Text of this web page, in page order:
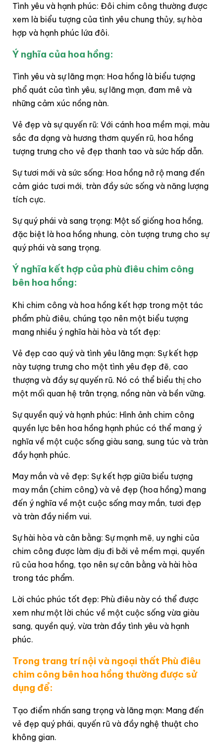
Tình yêu và hạnh phúc: Đôi chim công thường được
xem là biểu tượng của tình yêu chung thủy, sự hòa
hợp và hạnh phúc lứa đôi.
Ý nghĩa của hoa hồng:
Tình yêu và sự lãng mạn: Hoa hồng là biểu tượng
phổ quát của tình yêu, sự lãng mạn, đam mê và
những cảm xúc nồng nàn.
Vẻ đẹp và sự quyến rũ: Với cánh hoa mềm mại, màu
sắc đa dạng và hương thơm quyến rũ, hoa hồng
tượng trưng cho vẻ đẹp thanh tao và sức hấp dẫn.
Sự tươi mới và sức sống: Hoa hồng nở rộ mang đến
cảm giác tươi mới, tràn đầy sức sống và năng lượng
tích cực.
Sự quý phái và sang trọng: Một số giống hoa hồng,
đặc biệt là hoa hồng nhung, còn tượng trưng cho sự
quý phái và sang trọng.
Ý nghĩa kết hợp của phù điêu chim công
bên hoa hồng:
Khi chim công và hoa hồng kết hợp trong một tác
phẩm phù điêu, chúng tạo nên một biểu tượng
mang nhiều ý nghĩa hài hòa và tốt đẹp:
Vẻ đẹp cao quý và tình yêu lãng mạn: Sự kết hợp
này tượng trưng cho một tình yêu đẹp đẽ, cao
thượng và đầy sự quyến rũ. Nó có thể biểu thị cho
một mối quan hệ trân trọng, nồng nàn và bền vững.
Sự quyền quý và hạnh phúc: Hình ảnh chim công
quyền lực bên hoa hồng hạnh phúc có thể mang ý
nghĩa về một cuộc sống giàu sang, sung túc và tràn
đầy hạnh phúc.
May mắn và vẻ đẹp: Sự kết hợp giữa biểu tượng
may mắn (chim công) và vẻ đẹp (hoa hồng) mang
đến ý nghĩa về một cuộc sống may mắn, tươi đẹp
và tràn đầy niềm vui.
Sự hài hòa và cân bằng: Sự mạnh mẽ, uy nghi của
chim công được làm dịu đi bởi vẻ mềm mại, quyến
rũ của hoa hồng, tạo nên sự cân bằng và hài hòa
trong tác phẩm.
Lời chúc phúc tốt đẹp: Phù điêu này có thể được
xem như một lời chúc về một cuộc sống vừa giàu
sang, quyền quý, vừa tràn đầy tình yêu và hạnh
phúc.
Trong trang trí nội và ngoại thất Phù điêu
chim công bên hoa hồng thường được sử
dụng để:
Tạo điểm nhấn sang trọng và lãng mạn: Mang đến
vẻ đẹp quý phái, quyến rũ và đầy nghệ thuật cho
không gian.